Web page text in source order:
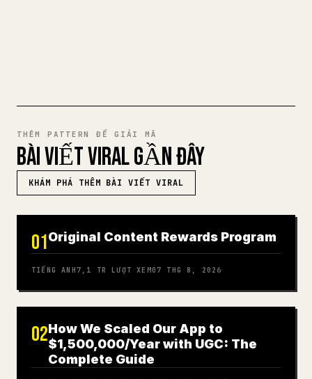
THÊM PATTERN ĐỂ GIẢI MÃ
BÀI VIẾT VIRAL GẦN ĐÂY
KHÁM PHÁ THÊM BÀI VIẾT VIRAL
01Original Content Rewards Program
TIẾNG ANH7,1 TR LƯỢT XEM07 THG 8, 2026
02How We Scaled Our App to
$1,500,000/Year with UGC: The
Complete Guide